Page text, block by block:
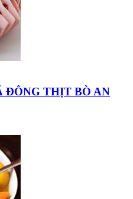
ĐÔNG THỊT BÒ AN